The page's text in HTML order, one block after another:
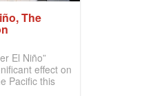
The
El Niño”
effect on
Pacific this